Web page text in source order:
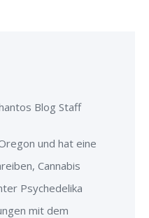
Blog Staff
und hat eine
Cannabis
Psychedelika
mit dem